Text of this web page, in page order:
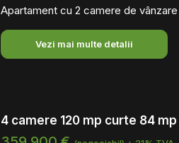
Apartament cu 2 camere de vânzare
Vezi mai multe detalii
4 camere 120 mp curte 84